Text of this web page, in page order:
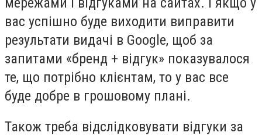
вас успішно буде виходити виправити
результати видачі в Google, щоб за
запитами «бренд + відгук» показувалося
те, що потрібно клієнтам, то у вас все
буде добре в грошовому плані.
Також треба відслідковувати відгуки за